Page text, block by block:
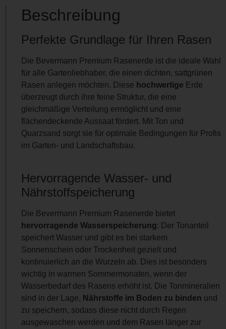
Beschreibung
Perfekte Grundlage für Ihren Rasen
Die Bevermann Premium Rasenerde ist die ideale Wahl
für alle Gartenliebhaber, die einen dichten, sattgrünen
Rasen anlegen möchten. Diese hochwertige Erde
überzeugt durch ihre feine Struktur, die eine
gleichmäßige Verteilung ermöglicht und eine
flächendeckende Aussaat fördert. Mit Ton und
Quarzsand sorgt sie für optimale Bedingungen für Profis
im Garten- und Landschaftsbau.
Hervorragende Wasser- und
Nährstoffspeicherung
Die Bevermann Premium Rasenerde bietet
hervorragende Wasserspeicherung: Der Tonanteil
speichert Wasser und gibt es bei starkem
Sonnenschein oder Trockenheit gezielt und
kontinuierlich an die Wurzeln ab. Dies ist besonders
wichtig in warmen Sommermonaten, wenn der
Wasserbedarf des Rasens erhöht ist. Die Tonmineralien
sind in der Lage, Nährstoffe im Boden zu binden und
zu speichern, sodass diese nicht durch Regen
ausgewaschen werden und dem Rasen länger zur